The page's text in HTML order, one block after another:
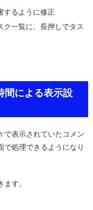
するように修正
ク一覧に、長押しでタス
間による表示設
で表示されていたコメン
で処理できるようになり
す。